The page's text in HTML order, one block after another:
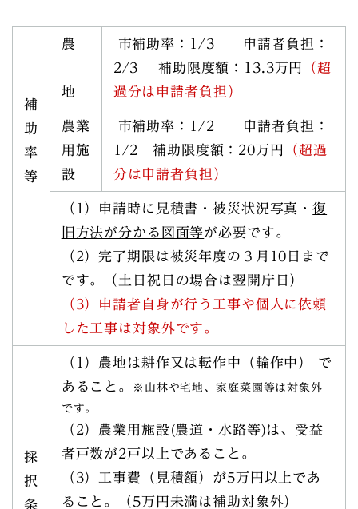
補
助
率
等
農
地
市補助率：1/3 申請者負担：
2/3 補助限度額：13.3万円
（超
過分は申請者負担）
農業
用施
設
市補助率：1/2 申請者負担：
1/2 補助限度額：20万円
（超過
分は申請者負担）
（1）申請時に見積書・被災状況写真・復
旧方法が分かる図面等が必要です。
（2）完了期限は被災年度の３月10日まで
です。（土日祝日の場合は翌開庁日）
（3）申請者自身が行う工事や個人に依頼
した工事は対象外です。
採
択
条
（1）農地は耕作又は転作中（輪作中） で
あること。
※山林や宅地、家庭菜園等は対象外
です。
（2）農業用施設(農道・水路等)は、受益
者戸数が2戸以上であること。
（3）工事費（見積額）が5万円以上であ
ること。（5万円未満は補助対象外）